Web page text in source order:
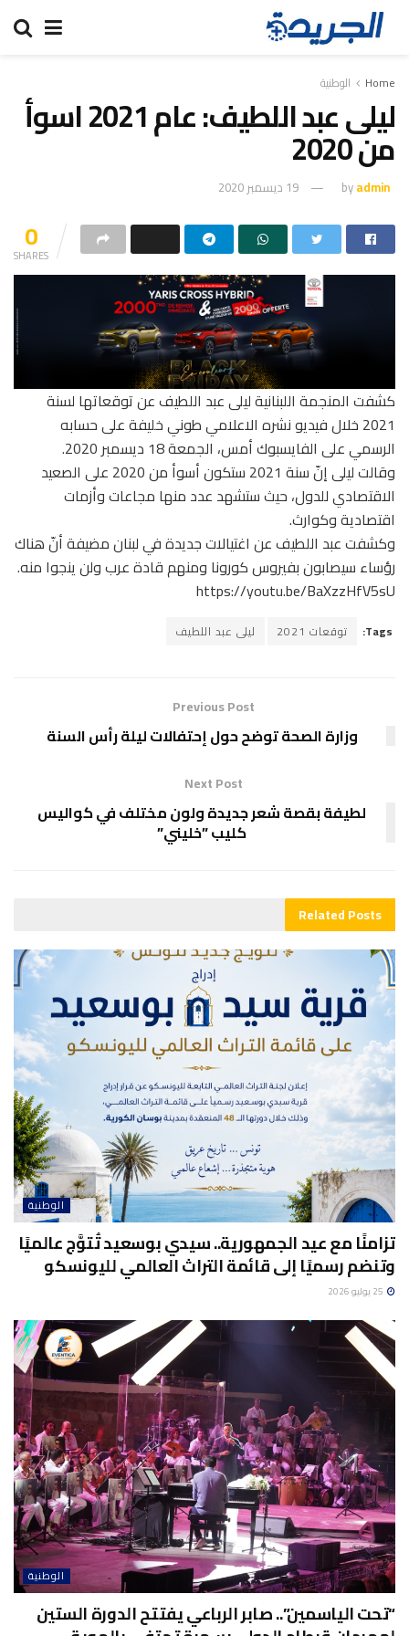
Home الوطنية
ليلى عبد اللطيف: عام 2021 اسوأ
من 2020
byadmin 19 ديسمبر 2020
0
SHARES
كشفت المنجمة اللبنانية ليلى عبد اللطيف عن توقعاتها لسنة
2021 خلال فيديو نشره الاعلامي طوني خليفة على حسابه
الرسمي على الفايسبوك أمس، الجمعة 18 ديسمبر 2020.
وقالت ليلى إنّ سنة 2021 ستكون أسوأ من 2020 على الصعيد
الاقتصادي للدول، حيث ستشهد عدد منها مجاعات وأزمات
اقتصادية وكوارث.
وكشفت عبد اللطيف عن اغتيالات جديدة في لبنان مضيفة أنّ هناك
رؤساء سيصابون بفيروس كورونا ومنهم قادة عرب ولن ينجوا منه.
https://youtu.be/BaXzzHfV5sU
Tags: توقعات 2021 ليلى عبد اللطيف
Previous Post
وزارة الصحة توضح حول إحتفالات ليلة رأس السنة
Next Post
لطيفة بقصة شعر جديدة ولون مختلف في كواليس
كليب ”خليني”
RelatedPosts
الوطنية
تزامنًا مع عيد الجمهورية.. سيدي بوسعيد تُتوَّج عالميًا
وتنضم رسميًا إلى قائمة التراث العالمي لليونسكو
الوطنية
“تحت الياسمين”.. صابر الرباعي يفتتح الدورة الستين